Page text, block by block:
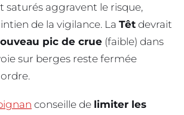
saturés aggravent le risque,
de la vigilance. La Têt devrait
pic de crue (faible) dans
sur berges reste fermée
conseille de limiter les